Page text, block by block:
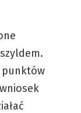
punktów